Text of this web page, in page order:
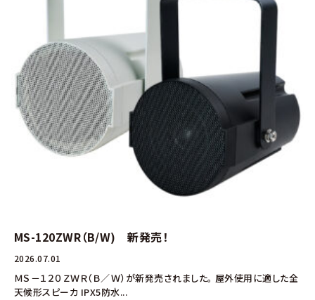
MS-120ZWR（B/W) 新発売！
2026.07.01
ＭＳ－１２０ＺＷＲ（Ｂ／Ｗ）が新発売されました。 屋外使用に適した全
天候形スピーカ IPX5防水...